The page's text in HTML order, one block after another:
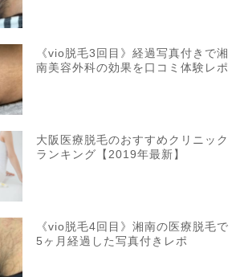
《vio脱毛3回目》経過写真付きで湘
南美容外科の効果を口コミ体験レポ
大阪医療脱毛のおすすめクリニック
ランキング【2019年最新】
《vio脱毛4回目》湘南の医療脱毛で
5ヶ月経過した写真付きレポ